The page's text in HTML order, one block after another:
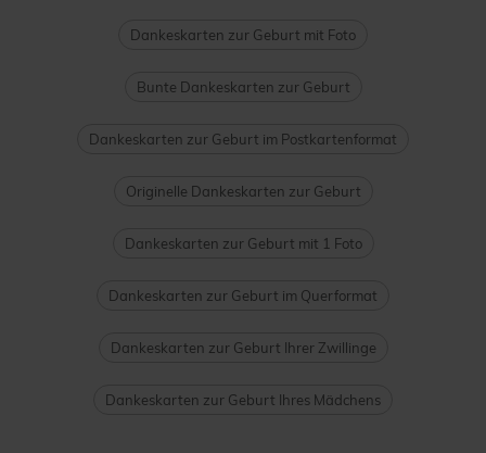
Dankeskarten zur Geburt mit Foto
Bunte Dankeskarten zur Geburt
Dankeskarten zur Geburt im Postkartenformat
Originelle Dankeskarten zur Geburt
Dankeskarten zur Geburt mit 1 Foto
Dankeskarten zur Geburt im Querformat
Dankeskarten zur Geburt Ihrer Zwillinge
Dankeskarten zur Geburt Ihres Mädchens